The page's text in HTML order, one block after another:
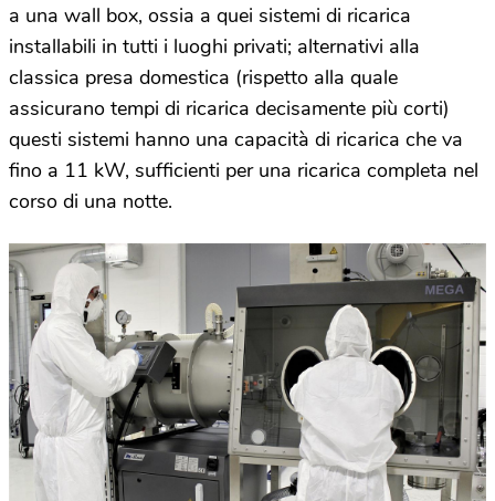
a una wall box, ossia a quei sistemi di ricarica
installabili in tutti i luoghi privati; alternativi alla
classica presa domestica (rispetto alla quale
assicurano tempi di ricarica decisamente più corti)
questi sistemi hanno una capacità di ricarica che va
fino a 11 kW, sufficienti per una ricarica completa nel
corso di una notte.